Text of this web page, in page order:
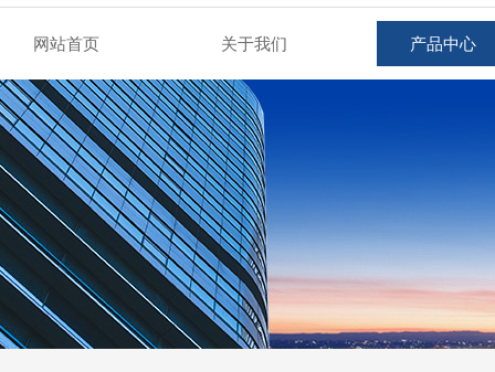
网站首页 关于我们 产品中心